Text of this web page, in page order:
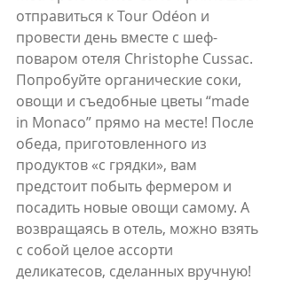
отправиться к Tour Odéon и
провести день вместе с шеф-
поваром отеля Christophe Cussac.
Попробуйте органические соки,
овощи и съедобные цветы “made
in Monaco” прямо на месте! После
обеда, приготовленного из
продуктов «с грядки», вам
предстоит побыть фермером и
посадить новые овощи самому. А
возвращаясь в отель, можно взять
с собой целое ассорти
деликатесов, сделанных вручную!